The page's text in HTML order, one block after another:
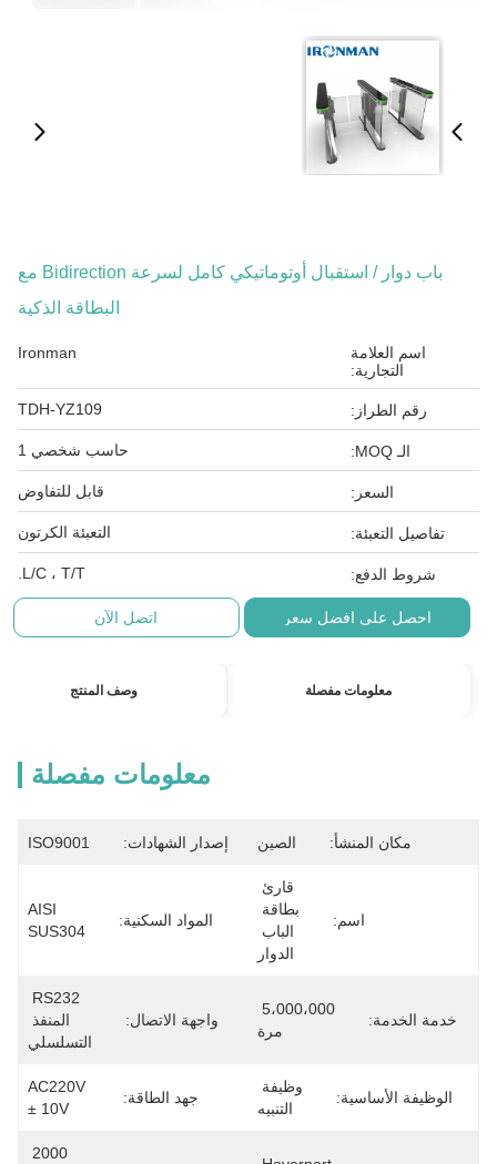
باب دوار / استقبال أوتوماتيكي كامل لسرعة Bidirection مع
البطاقة الذكية
اسم العلامة
التجارية:
Ironman
رقم الطراز: TDH-YZ109
الـ MOQ: حاسب شخصي 1
السعر: قابل للتفاوض
تفاصيل التعبئة: التعبئة الكرتون
شروط الدفع: L/C ، T/T.
احصل على افضل سعر اتصل الآن
معلومات مفصلة وصف المنتج
معلومات مفصلة
مكان المنشأ: الصين إصدار الشهادات: ISO9001
اسم:
الدوار
المواد السكنية:
AISI
SUS304
خدمة الخدمة:
مرة
واجهة الاتصال:
التسلسلي
الوظيفة الأساسية:
التنبيه
جهد الطاقة:
AC220V
± 10V